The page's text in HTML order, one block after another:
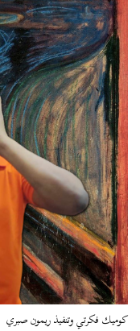
كوميك فكرتي وتنفيذ ريمون صبري